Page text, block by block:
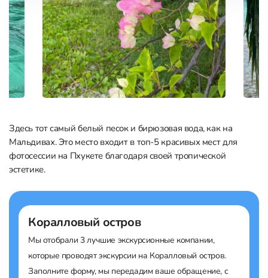
Здесь тот самый белый песок и бирюзовая вода, как на
Мальдивах. Это место входит в топ-5 красивых мест для
фотосессии на Пхукете благодаря своей тропической
эстетике.
Коралловый остров
Мы отобрали 3 лучшие экскурсионные компании,
которые проводят экскурсии на Коралловый остров.
Заполните форму, мы передадим ваше обращение, с